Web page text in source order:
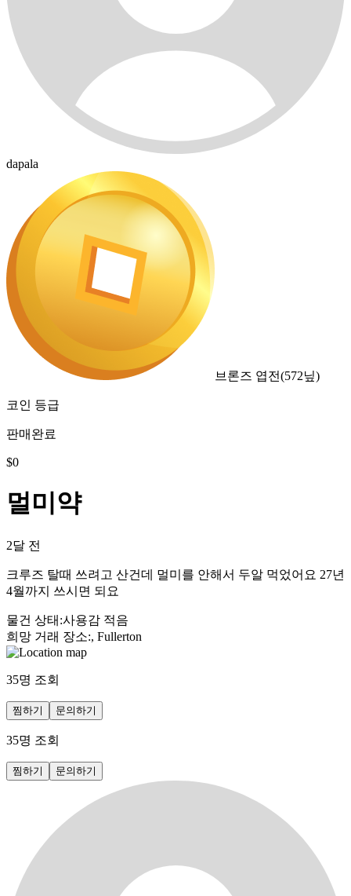
dapala
브론즈 엽전(572닢)
코인 등급
판매완료
$0
멀미약
2달 전
크루즈 탈때 쓰려고 산건데 멀미를 안해서 두알 먹었어요 27년
4월까지 쓰시면 되요
물건 상태 :사용감 적음
희망 거래 장소:, Fullerton
35명 조회
찜하기 문의하기
35명 조회
찜하기 문의하기